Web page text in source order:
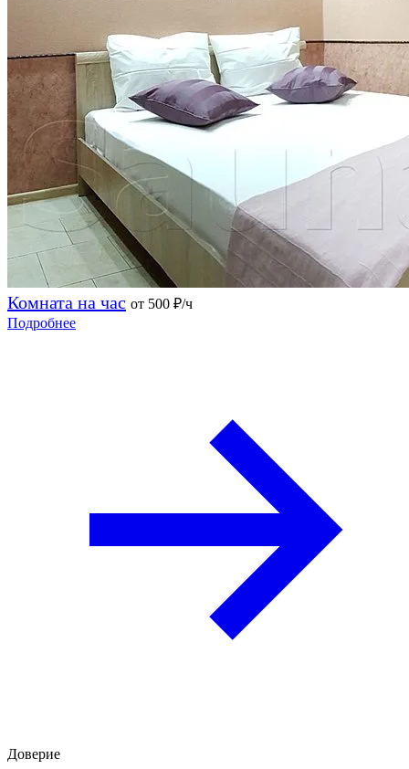
Комната на час от 500 ₽/ч
Подробнее
Доверие